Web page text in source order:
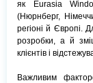
як Eurasia
(Нюрнберг,
регіоні й Європі.
розробки, а й
клієнтів і
Важливим